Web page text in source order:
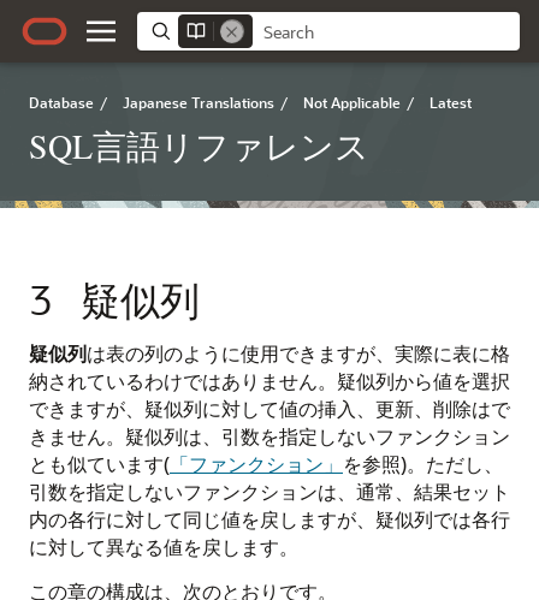
Database / Japanese Translations / Not Applicable / Latest
SQL言語リファレンス
3 疑似列
疑似列は表の列のように使用できますが、実際に表に格
納されているわけではありません。疑似列から値を選択
できますが、疑似列に対して値の挿入、更新、削除はで
きません。疑似列は、引数を指定しないファンクション
とも似ています( 「ファンクション」 を参照)。ただし、
引数を指定しないファンクションは、通常、結果セット
内の各行に対して同じ値を戻しますが、疑似列では各行
に対して異なる値を戻します。
この章の構成は、次のとおりです。